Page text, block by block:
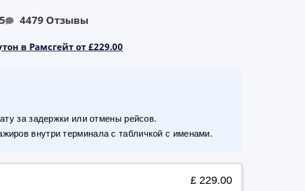
5 4479 Отзывы
в Рамсгейт от £229.00
за задержки или отмены рейсов.
внутри терминала с табличкой с именами.
£ 229.00